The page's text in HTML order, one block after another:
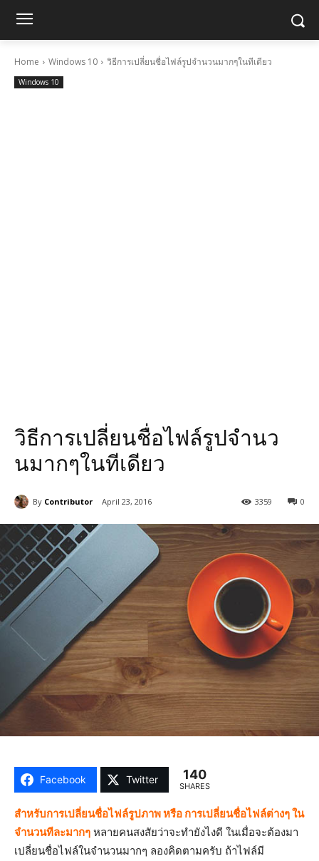
Home Windows 10 วิธีการเปลี่ยนชื่อไฟล์รูปจำนวนมากๆในทีเดียว
Windows 10
วิธีการเปลี่ยนชื่อไฟล์รูปจำนว
นมากๆในทีเดียว
By Contributor April 23, 2016 0
3359
Facebook Twitter 140
SHARES
สำหรับการเปลี่ยนชื่อไฟล์รูปภาพ หรือ การเปลี่ยนชื่อไฟล์ต่างๆ ใน
จำนวนทีละมากๆ หลายคนสงสัยว่าจะทำยังไงดี ในเมื่อจะต้องมา
เปลี่ยนชื่อไฟล์ในจำนวนมากๆ ลองคิดตามครับ ถ้าไฟล์มี